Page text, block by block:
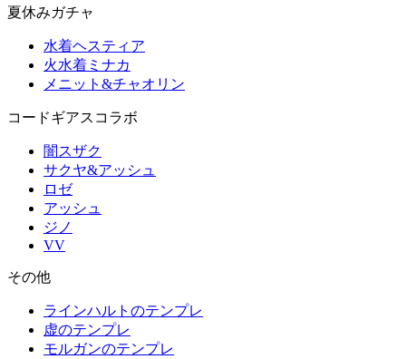
夏休みガチャ
水着ヘスティア
火水着ミナカ
メニット&チャオリン
コードギアスコラボ
闇スザク
サクヤ&アッシュ
ロゼ
アッシュ
ジノ
VV
その他
ラインハルトのテンプレ
虚のテンプレ
モルガンのテンプレ